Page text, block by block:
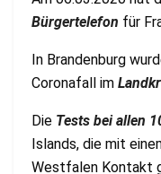
Bürgertelefon für
In Brandenburg
Coronafall im
Die Tests bei allen
Islands, die mit
Westfalen Kontakt